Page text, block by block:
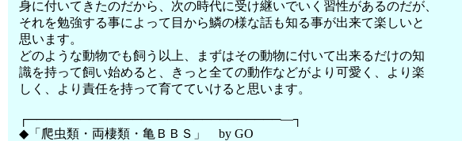
身に付いてきたのだから、次の時代に受け継いでいく習性があるのだが、
それを勉強する事によって目から鱗の様な話も知る事が出来て楽しいと
思います。
どのような動物でも飼う以上、まずはその動物に付いて出来るだけの知
識を持って飼い始めると、きっと全ての動作などがより可愛く、より楽
しく、より責任を持って育てていけると思います。
┌─────────────────────────────―┐
◆「爬虫類・両棲類・亀ＢＢＳ」 by GO